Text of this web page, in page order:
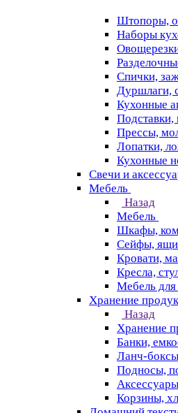
Штопоры,
Наборы
Спички,
Дуршлаги,
Кухонные
Подставки,
Прессы,
Лопатки,
Кухонные
Свечи и
Мебель
Назад
Мебель
Шкафы,
Сейфы,
Кровати,
Кресла,
Мебель
Хранение
Назад
Хранение
Банки,
Ланч-
Подносы,
Корзины,